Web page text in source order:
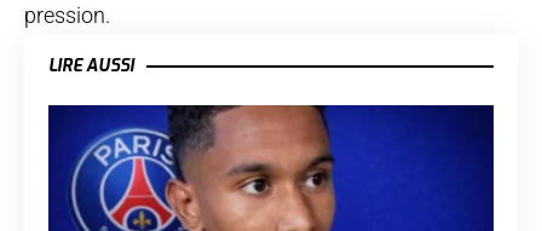
pression.
LIRE AUSSI